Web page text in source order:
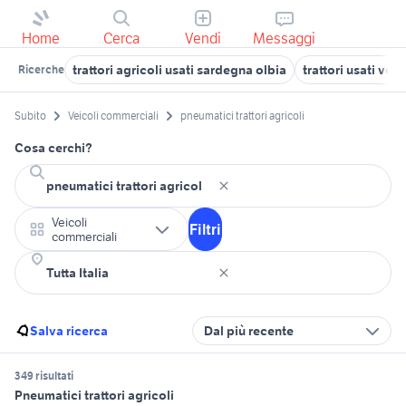
Home Cerca Vendi Messaggi
Ricerche trattori agricoli usati sardegna olbia trattori usati
Subito Veicoli commerciali pneumatici trattori agricoli
Cosa cerchi?
Veicoli
commerciali
Filtri
Salva ricerca Dal più recente
349 risultati
Pneumatici trattori agricoli